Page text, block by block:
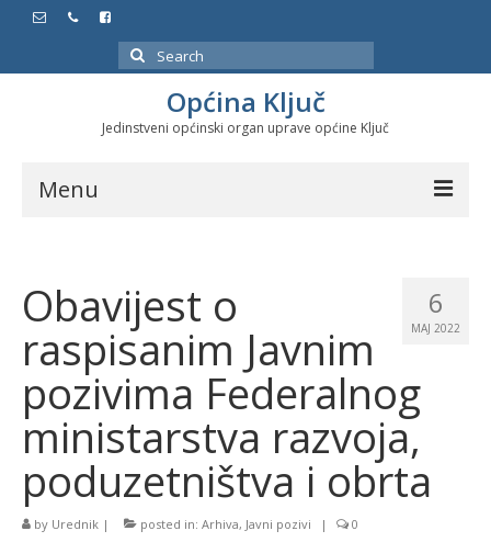
Search
for:
Općina Ključ
Jedinstveni općinski organ uprave općine Ključ
Menu
Službeni glasnici
Javne nabavke
Značajni datumi i manifestacije
Program energetske efikasnosti u stambenom
sektoru
6
MAJ 2022
Obavijest o
raspisanim Javnim
pozivima Federalnog
ministarstva razvoja,
poduzetništva i obrta
by Urednik | posted in: Arhiva, Javni pozivi | 0